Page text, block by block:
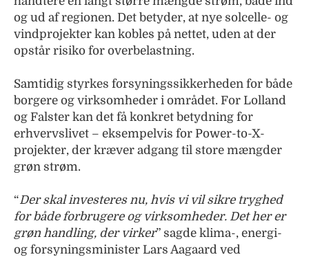
og ud af regionen. Det betyder, at nye solcelle- og
vindprojekter kan kobles på nettet, uden at der
opstår risiko for overbelastning.
Samtidig styrkes forsyningssikkerheden for både
borgere og virksomheder i området. For Lolland
og Falster kan det få konkret betydning for
erhvervslivet – eksempelvis for Power-to-X-
projekter, der kræver adgang til store mængder
grøn strøm.
“Der skal investeres nu, hvis vi vil sikre tryghed
for både forbrugere og virksomheder. Det her er
grøn handling, der virker” sagde klima-, energi-
og forsyningsminister Lars Aagaard ved